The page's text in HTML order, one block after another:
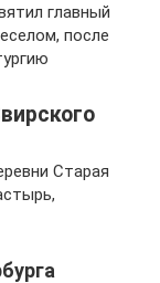
главный
после
Старая